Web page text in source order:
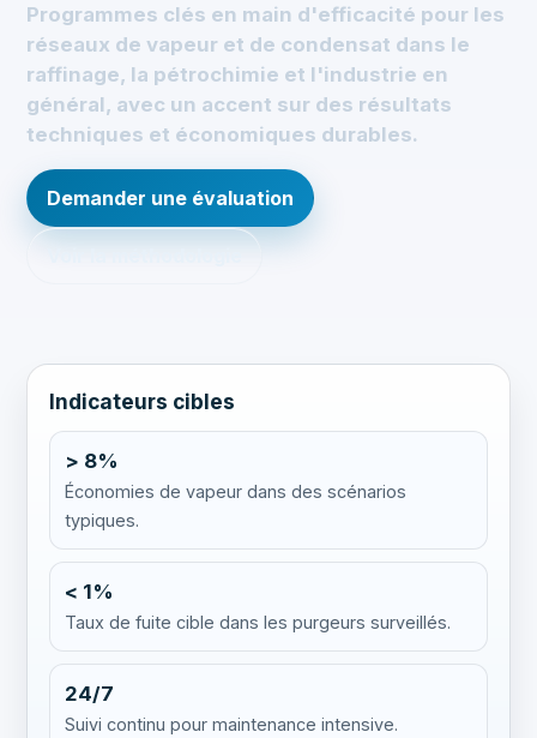
Programmes clés en main d'efficacité pour les
réseaux de vapeur et de condensat dans le
raffinage, la pétrochimie et l'industrie en
général, avec un accent sur des résultats
techniques et économiques durables.
Demander une évaluation
Indicateurs cibles
> 8%
Économies de vapeur dans des scénarios
typiques.
< 1%
Taux de fuite cible dans les purgeurs surveillés.
24/7
Suivi continu pour maintenance intensive.